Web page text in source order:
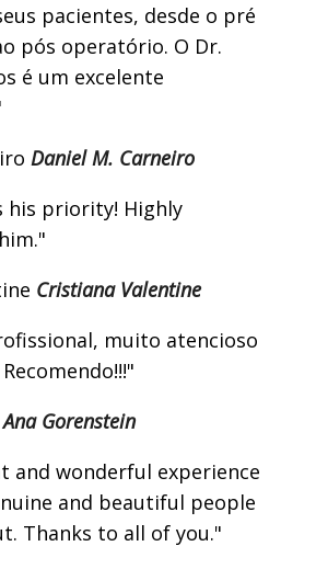
pacientes, desde o pré
pós operatório. O Dr.
é um excelente
Daniel M. Carneiro
his priority! Highly
Cristiana Valentine
muito atencioso
Ana Gorenstein
and wonderful experience
and beautiful people
Thanks to all of you.